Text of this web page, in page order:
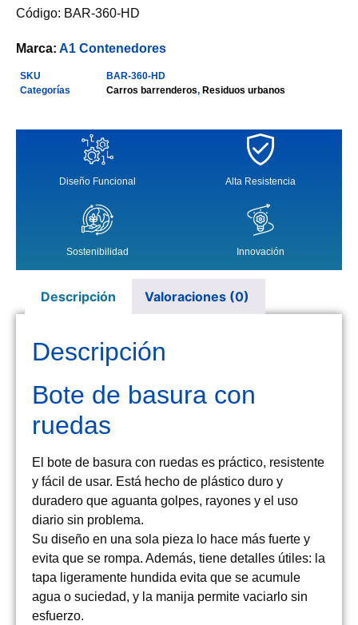
Código: BAR-360-HD
Marca: A1 Contenedores
SKU
BAR-360-HD
Categorías
Carros barrenderos, Residuos urbanos
Diseño Funcional Alta Resistencia
Sostenibilidad Innovación
Descripción Valoraciones (0)
Descripción
Bote de basura con
ruedas
El bote de basura con ruedas es práctico, resistente
y fácil de usar. Está hecho de plástico duro y
duradero que aguanta golpes, rayones y el uso
diario sin problema.
Su diseño en una sola pieza lo hace más fuerte y
evita que se rompa. Además, tiene detalles útiles: la
tapa ligeramente hundida evita que se acumule
agua o suciedad, y la manija permite vaciarlo sin
esfuerzo.